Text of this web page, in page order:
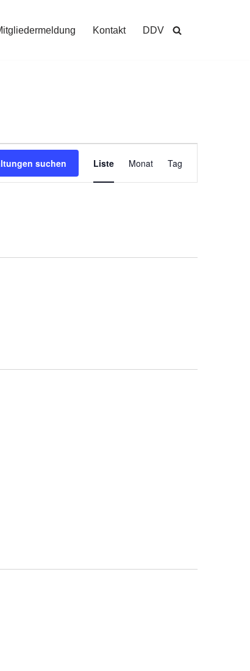
Kontakt DDV
suchen
Veranstaltung
Ansichten-
Liste Monat Tag